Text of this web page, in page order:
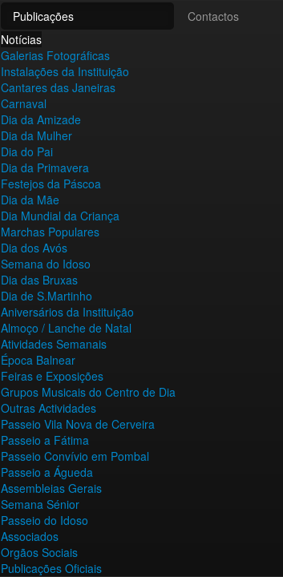
Publicações
Notícias
Galerias Fotográficas
Instalações da Instituição
Cantares das Janeiras
Carnaval
Dia da Amizade
Dia da Mulher
Dia do Pai
Dia da Primavera
Festejos da Páscoa
Dia da Mãe
Dia Mundial da Criança
Marchas Populares
Dia dos Avós
Semana do Idoso
Dia das Bruxas
Dia de S.Martinho
Aniversários da Instituição
Almoço / Lanche de Natal
Atividades Semanais
Época Balnear
Feiras e Exposições
Grupos Musicais do Centro de Dia
Outras Actividades
Passeio Vila Nova de Cerveira
Passeio a Fátima
Passeio Convívio em Pombal
Passeio a Águeda
Assembleias Gerais
Semana Sénior
Passeio do Idoso
Associados
Orgãos Sociais
Publicações Oficiais
Contactos